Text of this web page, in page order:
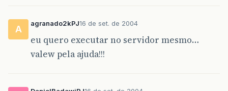
A
agranado2kPJ16 de set. de 2004
eu quero executar no servidor mesmo…
valew pela ajuda!!!